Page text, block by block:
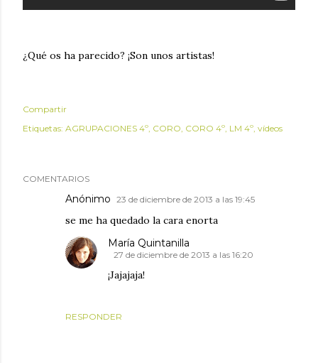
¿Qué os ha parecido? ¡Son unos artistas!
Compartir
Etiquetas: AGRUPACIONES 4º CORO CORO 4º LM 4º vídeos
COMENTARIOS
Anónimo 23 de diciembre de 2013 a las 19:45
se me ha quedado la cara enorta
RESPONDER
María Quintanilla
27 de diciembre de 2013 a las 16:20
¡Jajajaja!